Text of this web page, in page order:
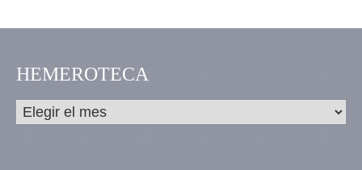
HEMEROTECA